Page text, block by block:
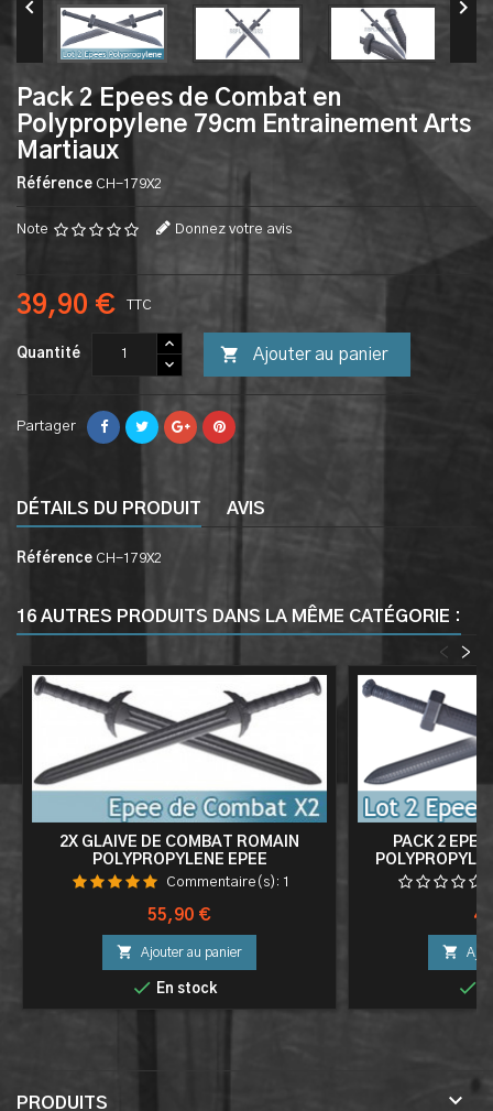
 
Pack 2 Epees de Combat en
Polypropylene 79cm Entrainement Arts
Martiaux
Référence CH-179X2
Note Donnez votre avis
39,90 € TTC
Quantité  Ajouter au panier
Partager
DÉTAILS DU PRODUIT AVIS
Référence CH-179X2
16 AUTRES PRODUITS DANS LA MÊME CATÉGORIE :
>
<
2X GLAIVE DE COMBAT ROMAIN
POLYPROPYLENE EPEE
Commentaire(s): 1
Prix
55,90 €
 Ajouter au panier
 En stock
PACK 2
FRAPPE


PRODUITS 